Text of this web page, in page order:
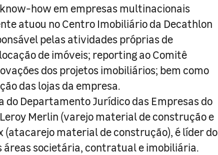
how em empresas multinacionais
atuou no Centro Imobiliário da Decathlon
pelas atividades próprias de
de imóveis; reporting ao Comitê
dos projetos imobiliários; bem como
das lojas da empresa.
do Departamento Jurídico das Empresas do
Merlin (varejo material de construção e
(atacarejo material de construção), é líder do
áreas societária, contratual e imobiliária.